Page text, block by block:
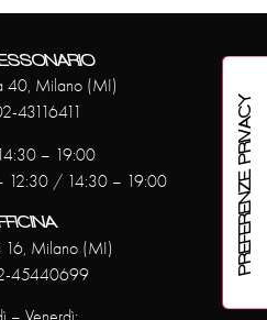
40, Milano (MI)
43116411
– 19:00
12:30 / 14:30 – 19:00
16, Milano (MI)
45440699